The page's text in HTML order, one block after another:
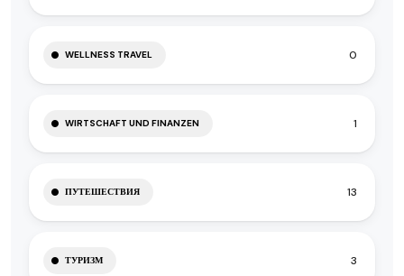
WELLNESS TRAVEL 0
WIRTSCHAFT UND FINANZEN 1
ПУТЕШЕСТВИЯ 13
ТУРИЗМ 3